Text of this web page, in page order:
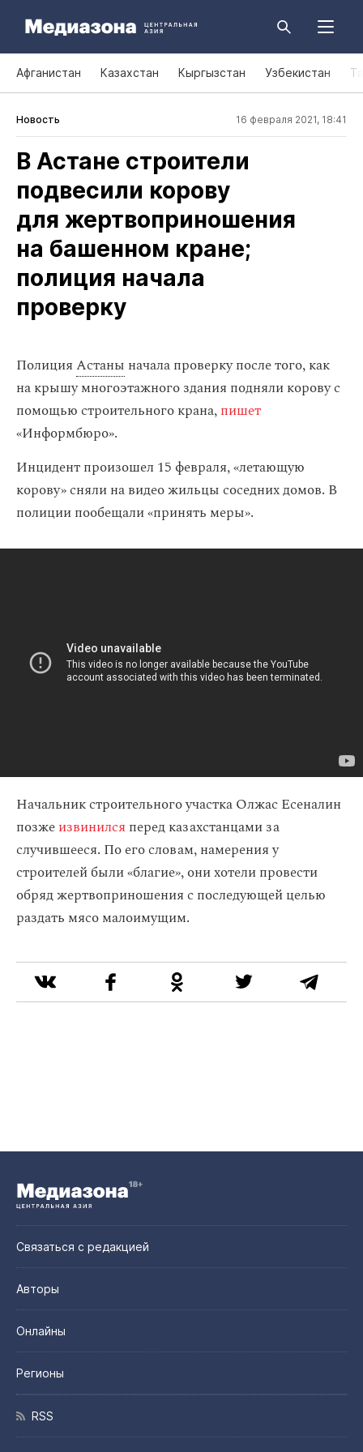
Афганистан Казахстан Кыргызстан Узбекистан
Новость 16 февраля 2021, 18:41
В Астане строители
подвесили корову
для жертвоприношения
на башенном кране;
полиция начала
проверку
ПолицияАстаны начала проверку после того, как
на крышу многоэтажного здания подняли корову с
помощью строительного крана,пишет
«Информбюро».
Инцидент произошел 15 февраля, «летающую
корову» сняли на видео жильцы соседних домов. В
полиции пообещали «принять меры».
Начальник строительного участка Олжас Есеналин
позжеизвинился перед казахстанцами за
случившееся. По его словам, намерения у
строителей были «благие», они хотели провести
обряд жертвоприношения с последующей целью
раздать мясо малоимущим.
Связаться с редакцией
Авторы
Онлайны
Регионы
RSS